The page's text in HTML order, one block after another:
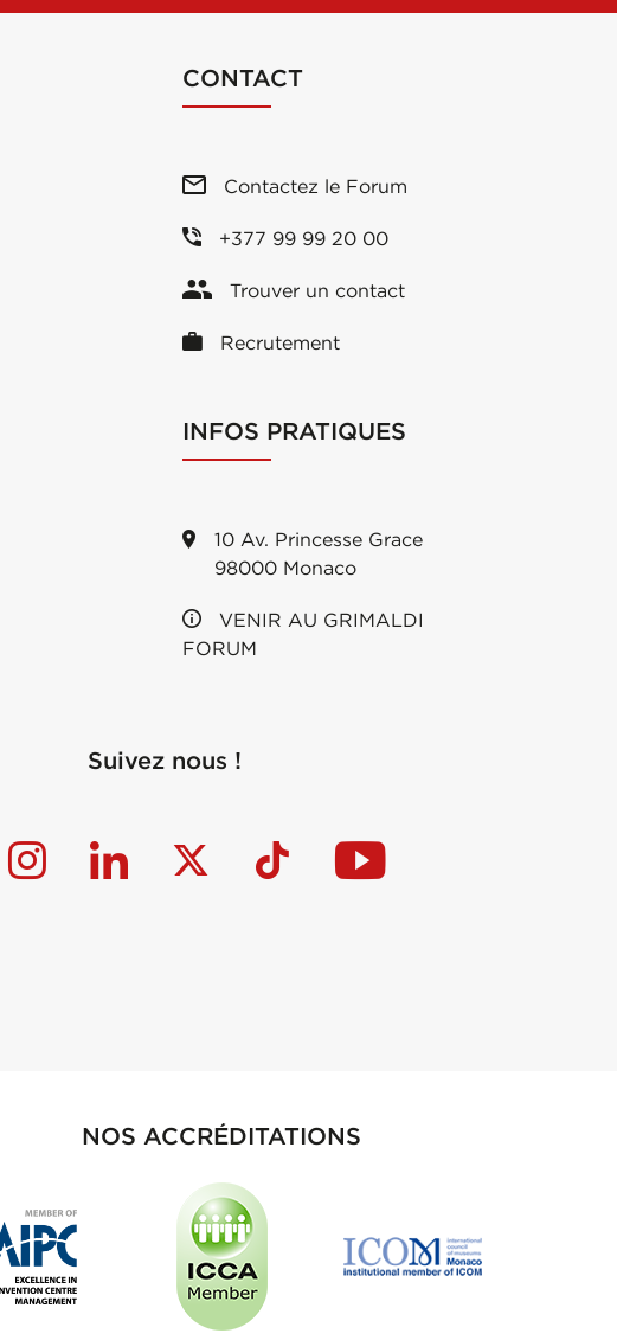
CONTACT
Contactez le Forum
+377 99 99 20 00
Trouver un contact
Recrutement
INFOS PRATIQUES
10 Av. Princesse Grace
98000 Monaco
VENIR AU GRIMALDI
FORUM
Suivez nous !
NOS ACCRÉDITATIONS